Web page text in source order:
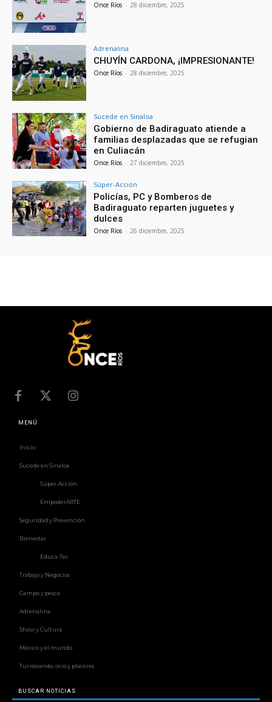
Once Ríos - 28 diciembre, 2025
Adrenalina
CHUYÍN CARDONA, ¡IMPRESIONANTE!
Once Ríos - 28 diciembre, 2025
Sucede en Sinaloa
Gobierno de Badiraguato atiende a
familias desplazadas que se refugian
en Culiacán
Once Ríos - 27 diciembre, 2025
Súper-Acción
Policías, PC y Bomberos de
Badiraguato reparten juguetes y
dulces
Once Ríos - 26 diciembre, 2025
MENÚ
Inicio
Sucede en Sinaloa
Súper-Acción
EmpoderARTE
Seguridad y Prevención
Bienestar
Educa-Tec
Trabajo y Negocios
Campo y pesca
Adrenalina
Show y Cultura
México y el mundo
Turisteando, ocio y placeres
BUSCAR NOTICIAS